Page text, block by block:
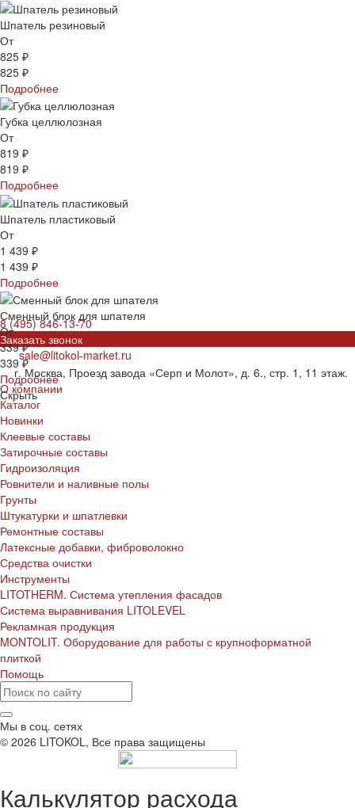
Шпатель резиновый
От
825 ₽
825 ₽
Подробнее
Губка целлюлозная
От
819 ₽
819 ₽
Подробнее
Шпатель пластиковый
От
1 439 ₽
1 439 ₽
Подробнее
Сменный блок для шпателя
От
339 ₽
339 ₽
Подробнее
Скрыть
8 (495) 846-13-70
Заказать звонок
sale@litokol-market.ru
г. Москва, Проезд завода «Серп и Молот», д. 6., стр. 1, 11 этаж.
О компании
Каталог
Новинки
Клеевые составы
Затирочные составы
Гидроизоляция
Ровнители и наливные полы
Грунты
Штукатурки и шпатлевки
Ремонтные составы
Латексные добавки, фиброволокно
Средства очистки
Инструменты
LITOTHERM. Система утепления фасадов
Система выравнивания LITOLEVEL
Рекламная продукция
MONTOLIT. Оборудование для работы с крупноформатной
плиткой
Помощь
Мы в соц. сетях
© 2026 LITOKOL, Все права защищены
Калькулятор расхода